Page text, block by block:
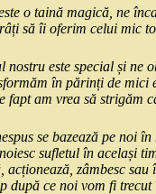
o taină magică, ne
să îi oferim celui mic
nostru este special și ne
în părinți de mici
fapt am vrea să strigăm
se bazează pe noi
sufletul în același
zâmbesc
după ce noi vom fi